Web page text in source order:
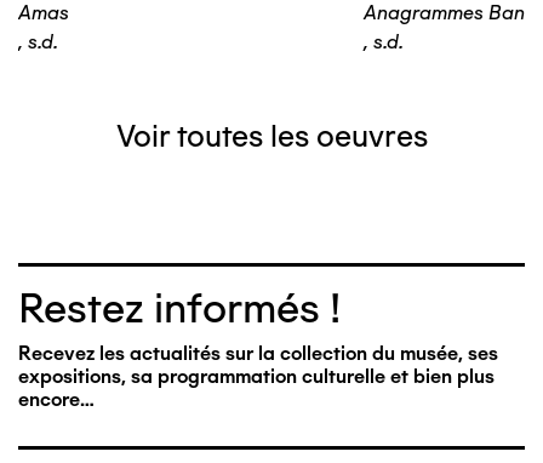
Amas
, s.d.
Anagrammes
, s.d.
Voir toutes les oeuvres
Restez informés !
Recevez les actualités sur la collection du musée, ses
expositions, sa programmation culturelle et bien plus
encore…